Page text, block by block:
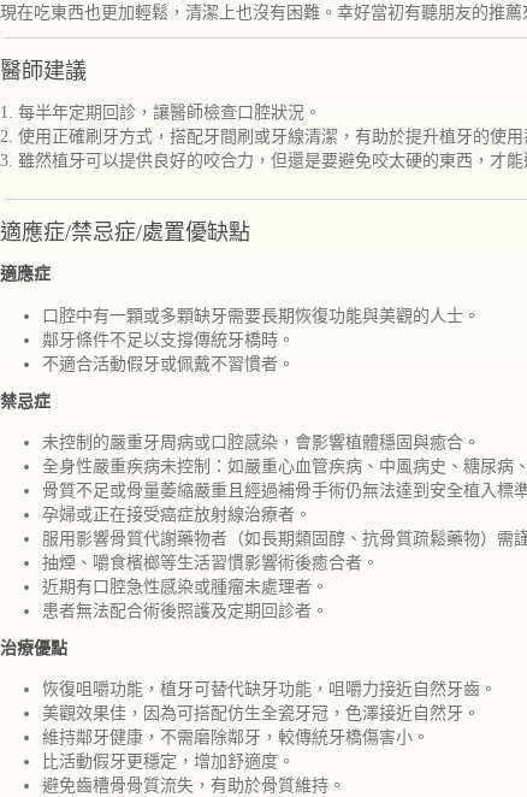
現在吃東西也更加輕鬆，清潔上也沒有困難。幸好當初有聽朋友的推
醫師建議
1. 每半年定期回診，讓醫師檢查口腔狀況。
2. 使用正確刷牙方式，搭配牙間刷或牙線清潔，有助於提升植牙的使用
3. 雖然植牙可以提供良好的咬合力，但還是要避免咬太硬的東西，才
適應症/禁忌症/處置優缺點
適應症
口腔中有一顆或多顆缺牙需要長期恢復功能與美觀的人士。
鄰牙條件不足以支撐傳統牙橋時。
不適合活動假牙或佩戴不習慣者。
禁忌症
未控制的嚴重牙周病或口腔感染，會影響植體穩固與癒合。
全身性嚴重疾病未控制：如嚴重心血管疾病、中風病史、糖尿病
骨質不足或骨量萎縮嚴重且經過補骨手術仍無法達到安全植入標
孕婦或正在接受癌症放射線治療者。
服用影響骨質代謝藥物者（如長期類固醇、抗骨質疏鬆藥物）需
抽煙、嚼食檳榔等生活習慣影響術後癒合者。
近期有口腔急性感染或腫瘤未處理者。
患者無法配合術後照護及定期回診者。
治療優點
恢復咀嚼功能，植牙可替代缺牙功能，咀嚼力接近自然牙齒。
美觀效果佳，因為可搭配仿生全瓷牙冠，色澤接近自然牙。
維持鄰牙健康，不需磨除鄰牙，較傳統牙橋傷害小。
比活動假牙更穩定，增加舒適度。
避免齒槽骨骨質流失，有助於骨質維持。